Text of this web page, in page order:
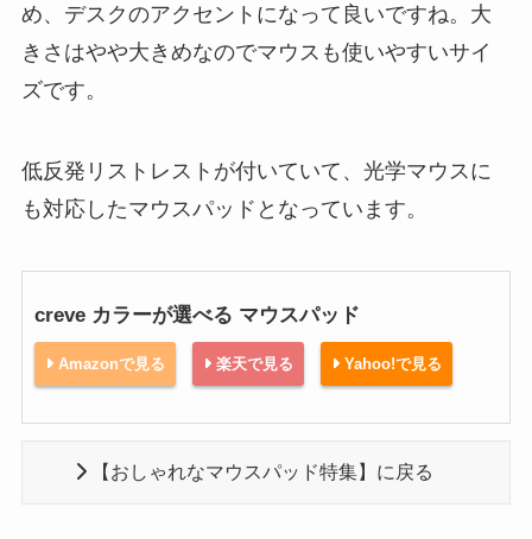
め、デスクのアクセントになって良いですね。大
きさはやや大きめなのでマウスも使いやすいサイ
ズです。
低反発リストレストが付いていて、光学マウスに
も対応したマウスパッドとなっています。
creve カラーが選べる マウスパッド
Amazonで見る 楽天で見る Yahoo!で見る
【おしゃれなマウスパッド特集】に戻る